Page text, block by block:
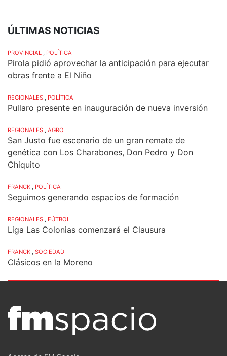
ÚLTIMAS NOTICIAS
PROVINCIAL POLÍTICA
Pirola pidió aprovechar la anticipación para ejecutar
obras frente a El Niño
REGIONALES POLÍTICA
Pullaro presente en inauguración de nueva inversión
REGIONALES AGRO
San Justo fue escenario de un gran remate de
genética con Los Charabones, Don Pedro y Don
Chiquito
FRANCK POLÍTICA
Seguimos generando espacios de formación
REGIONALES FÚTBOL
Liga Las Colonias comenzará el Clausura
FRANCK SOCIEDAD
Clásicos en la Moreno